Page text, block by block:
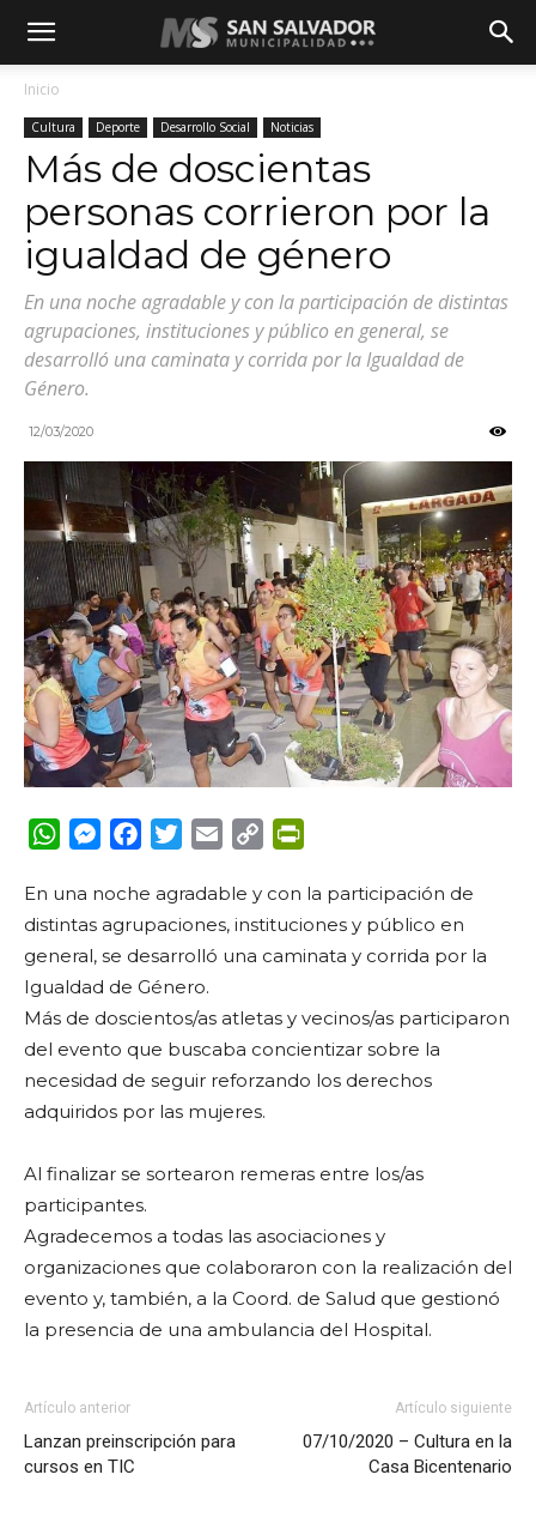
Inicio
Cultura Deporte Desarrollo Social Noticias
Más de doscientas
personas corrieron por la
igualdad de género
En una noche agradable y con la participación de distintas
agrupaciones, instituciones y público en general, se
desarrolló una caminata y corrida por la Igualdad de
Género.
12/03/2020
WhatsApp
Messenger
FacebookTwitterEmail Copy
En una noche agradable y con la participación de
distintas agrupaciones, instituciones y público en
general, se desarrolló una caminata y corrida por la
Igualdad de Género.
Más de doscientos/as atletas y vecinos/as participaron
del evento que buscaba concientizar sobre la
necesidad de seguir reforzando los derechos
adquiridos por las mujeres.
Al finalizar se sortearon remeras entre los/as
participantes.
Agradecemos a todas las asociaciones y
organizaciones que colaboraron con la realización del
evento y, también, a la Coord. de Salud que gestionó
la presencia de una ambulancia del Hospital.
Artículo anterior
Lanzan preinscripción para
cursos en TIC
Artículo siguiente
07/10/2020 – Cultura en la
Casa Bicentenario